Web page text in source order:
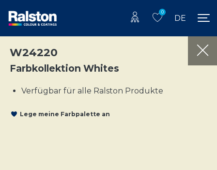
0
DE
W24220
Farbkollektion Whites
Verfügbar für alle Ralston Produkte
Lege meine Farbpalette an